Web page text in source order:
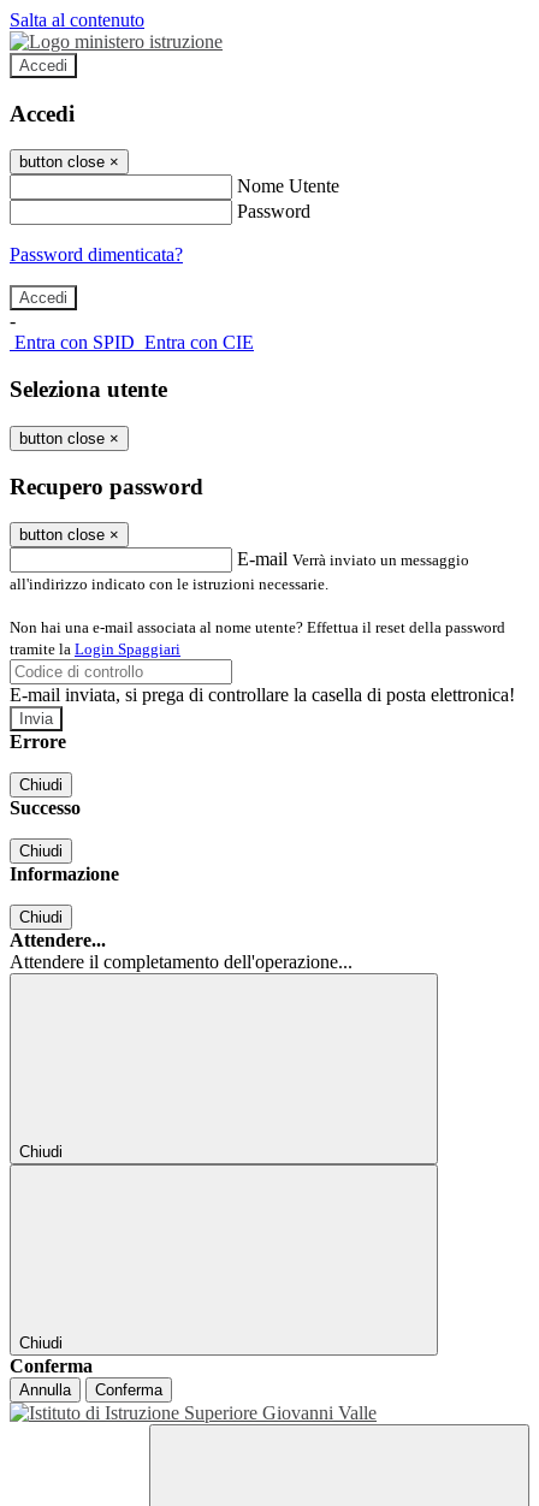
Salta al contenuto
Accedi
Accedi
button close ×
Nome Utente
Password
Password dimenticata?
-
Entra con SPID Entra con CIE
Seleziona utente
button close ×
Recupero password
button close ×
E-mail Verrà inviato un messaggio
all'indirizzo indicato con le istruzioni necessarie.
Non hai una e-mail associata al nome utente? Effettua il reset della password
tramite la Login Spaggiari
E-mail inviata, si prega di controllare la casella di posta elettronica!
Errore
Chiudi
Successo
Chiudi
Informazione
Chiudi
Attendere...
Attendere il completamento dell'operazione...
Chiudi
Chiudi
Conferma
Annulla Conferma